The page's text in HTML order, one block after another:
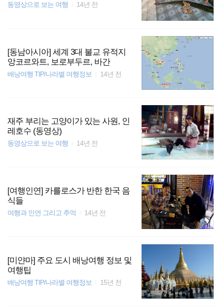
동영상으로 보는 여행 14년 전
[동남아시아] 세계 3대 불교 유적지
앙코르와트, 보로부두르, 바간
배낭여행 TIP/나라별 여행정보 14년 전
재주 부리는 고양이가 있는 사원, 인
레호수 (동영상)
동영상으로 보는 여행 14년 전
[여행인연] 카를로스가 반한 한국 음
식들
여행과 인연 그리고 추억 14년 전
[미얀마] 주요 도시 배낭여행 정보 및
여행팁
배낭여행 TIP/나라별 여행정보 15년 전
일본